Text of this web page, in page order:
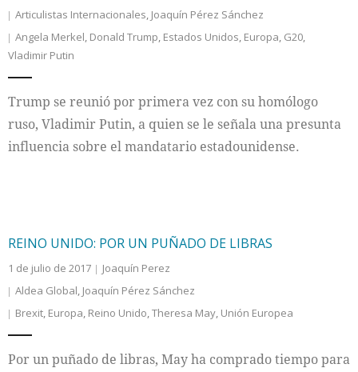
Articulistas Internacionales, Joaquín Pérez Sánchez
Angela Merkel, Donald Trump, Estados Unidos, Europa, G20,
Vladimir Putin
Trump se reunió por primera vez con su homólogo
ruso, Vladimir Putin, a quien se le señala una presunta
influencia sobre el mandatario estadounidense.
REINO UNIDO: POR UN PUÑADO DE LIBRAS
1 de julio de 2017
Joaquín Perez
Aldea Global, Joaquín Pérez Sánchez
Brexit, Europa, Reino Unido,Theresa May, Unión Europea
Por un puñado de libras, May ha comprado tiempo para